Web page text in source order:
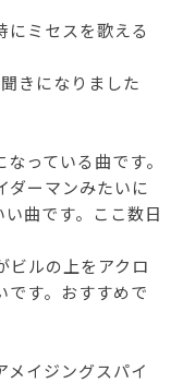
にミセスを歌える
きになりました
っている曲です。
ダーマンみたいに
曲です。ここ数日
ビルの上をアクロ
です。おすすめで
メイジングスパイ